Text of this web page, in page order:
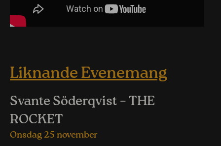
Liknande Evenemang
Svante Söderqvist – THE
ROCKET
Onsdag 25 november